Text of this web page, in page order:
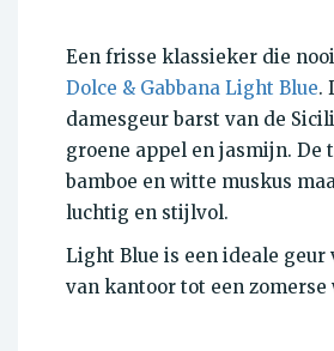
Een frisse klassieker die
Dolce & Gabbana Light Blue.
damesgeur barst van de
groene appel en jasmijn. De
bamboe en witte muskus
luchtig en stijlvol.
Light Blue is een ideale geur
van kantoor tot een zomerse